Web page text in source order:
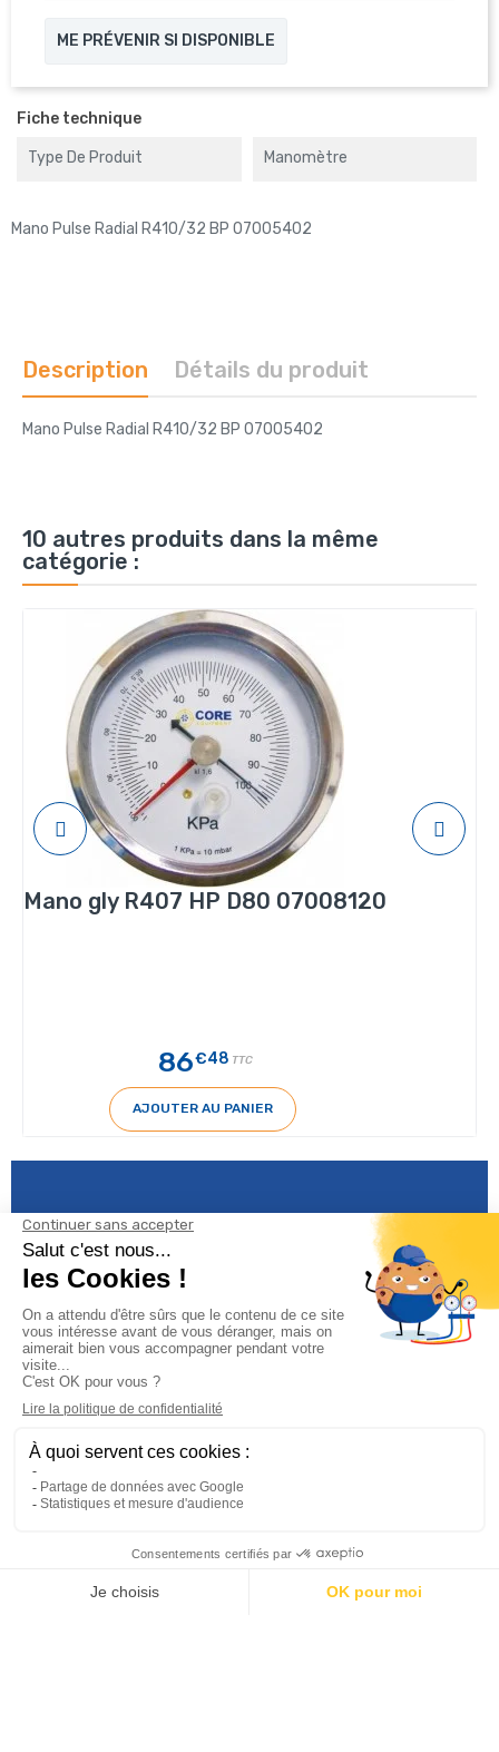
ME PRÉVENIR SI DISPONIBLE
Fiche technique
Type De Produit Manomètre
Mano Pulse Radial R410/32 BP 07005402
Description Détails du produit
Mano Pulse Radial R410/32 BP 07005402
10 autres produits dans la même
catégorie :
Mano gly R407 HP D80 07008120
86€48 TTC
AJOUTER AU PANIER
Informations
Climservice
Informations